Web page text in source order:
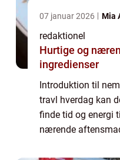
07 januar 2026 Mia
redaktionel
Hurtige og
ingredienser
Introduktion til
travl hverdag kan
finde tid og energi
nærende